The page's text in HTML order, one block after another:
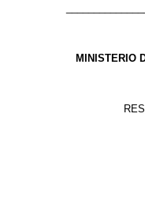
MINISTERIO